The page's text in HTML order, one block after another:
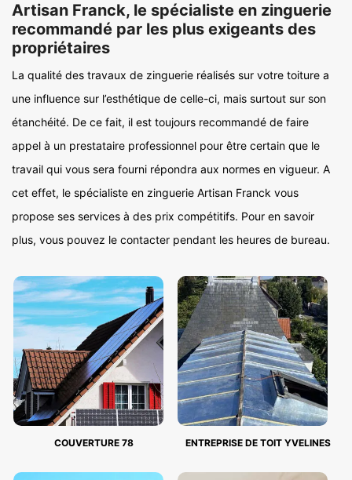
Artisan Franck, le spécialiste en zinguerie
recommandé par les plus exigeants des
propriétaires
La qualité des travaux de zinguerie réalisés sur votre toiture a
une influence sur l’esthétique de celle-ci, mais surtout sur son
étanchéité. De ce fait, il est toujours recommandé de faire
appel à un prestataire professionnel pour être certain que le
travail qui vous sera fourni répondra aux normes en vigueur. A
cet effet, le spécialiste en zinguerie Artisan Franck vous
propose ses services à des prix compétitifs. Pour en savoir
plus, vous pouvez le contacter pendant les heures de bureau.
COUVERTURE 78 ENTREPRISE DE TOIT YVELINES